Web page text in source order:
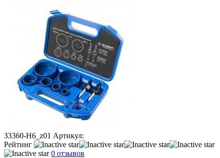
33360-H6_z01 Артикул:
Рейтинг
0 отзывов